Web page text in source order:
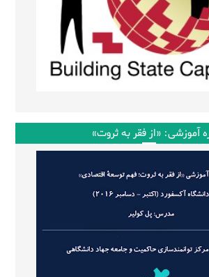
آموزشی: «از فقر به ثروت»